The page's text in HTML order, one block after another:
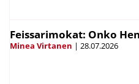
Feissarimokat: Onko
Minea Virtanen | 28.07.2026